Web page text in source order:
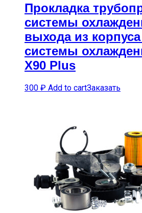
Прокладка
системы
выхода из
системы
X90 Plus
300 ₽ Add to cartЗаказать